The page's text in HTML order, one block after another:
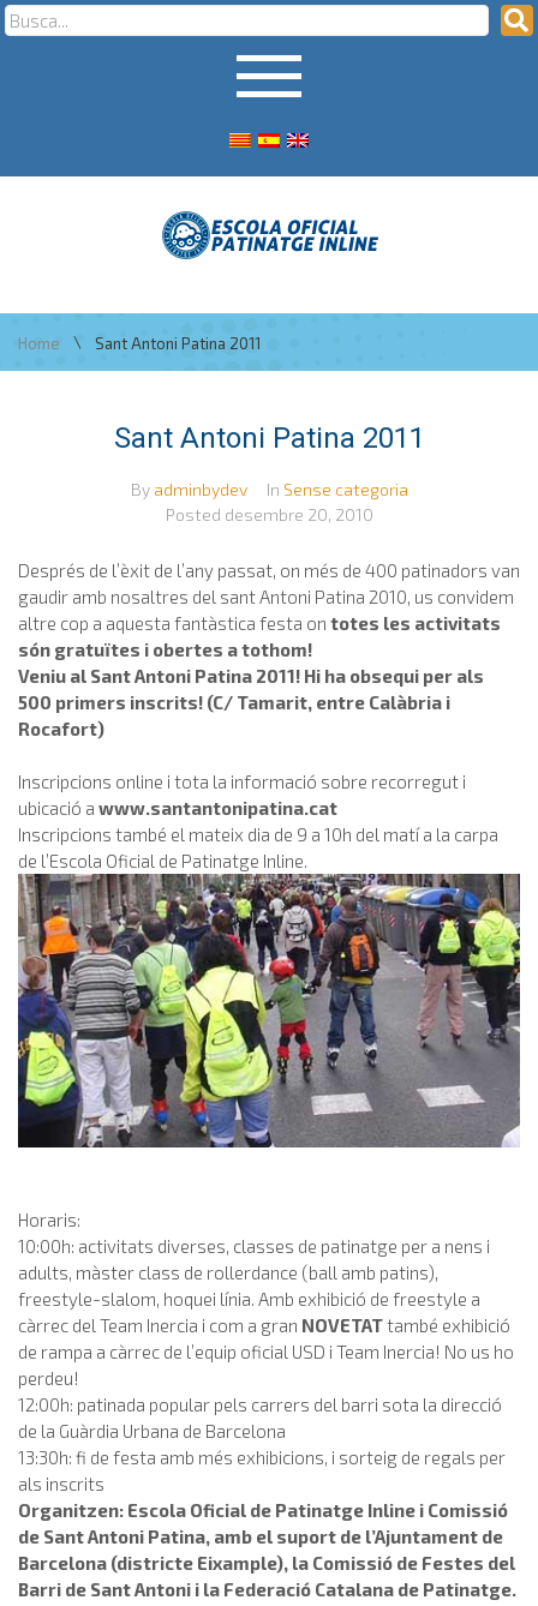
Home \ Sant Antoni Patina 2011
Sant Antoni Patina 2011
By adminbydev In Sense categoria
Posted desembre 20, 2010
Després de l’èxit de l’any passat, on més de 400 patinadors van
gaudir amb nosaltres del sant Antoni Patina 2010, us convidem
altre cop a aquesta fantàstica festa on totes les activitats
són gratuïtes i obertes a tothom!
Veniu al Sant Antoni Patina 2011! Hi ha obsequi per als
500 primers inscrits! (C/ Tamarit, entre Calàbria i
Rocafort)
Inscripcions online i tota la informació sobre recorregut i
ubicació a www.santantonipatina.cat
Inscripcions també el mateix dia de 9 a 10h del matí a la carpa
de l’Escola Oficial de Patinatge Inline.
Horaris:
10:00h: activitats diverses, classes de patinatge per a nens i
adults, màster class de rollerdance (ball amb patins),
freestyle-slalom, hoquei línia. Amb exhibició de freestyle a
càrrec del Team Inercia i com a gran NOVETATtambé exhibició
de rampa a càrrec de l’equip oficial USD i Team Inercia! No us ho
perdeu!
12:00h: patinada popular pels carrers del barri sota la direcció
de la Guàrdia Urbana de Barcelona
13:30h: fi de festa amb més exhibicions, i sorteig de regals per
als inscrits
Organitzen: Escola Oficial de Patinatge Inline i Comissió
de Sant Antoni Patina, amb el suport de l’Ajuntament de
Barcelona (districte Eixample), la Comissió de Festes del
Barri de Sant Antoni i la Federació Catalana de Patinatge.